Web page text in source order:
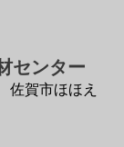
センター
賀市ほほえ